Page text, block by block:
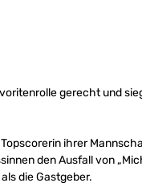
gerecht und
ihrer
den Ausfall von
die Gastgeber.